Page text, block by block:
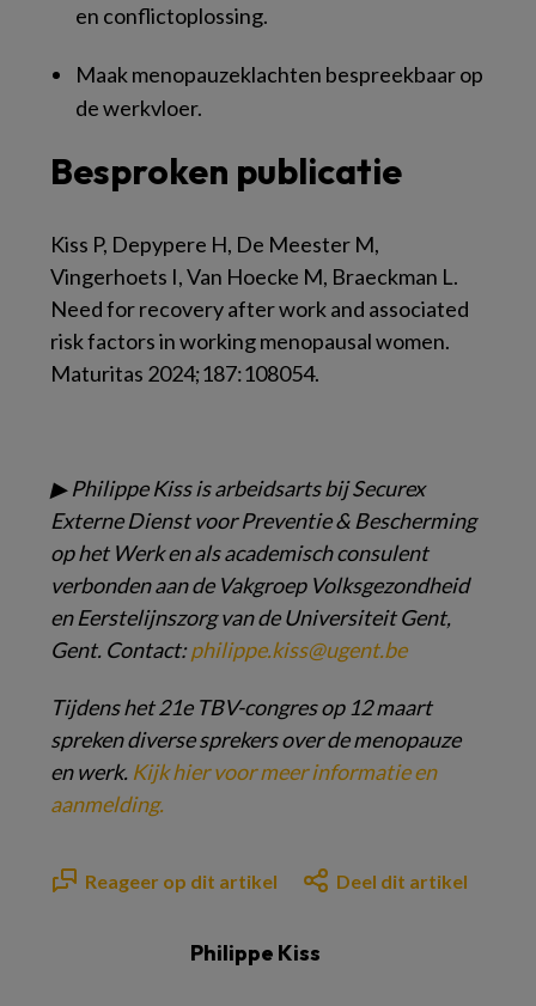
en conflictoplossing.
Maak menopauzeklachten bespreekbaar op
de werkvloer.
Besproken publicatie
Kiss P, Depypere H, De Meester M,
Vingerhoets I, Van Hoecke M, Braeckman L.
Need for recovery after work and associated
risk factors in working menopausal women.
Maturitas 2024;187:108054.
▶Philippe Kiss is arbeidsarts bijSecurex
Externe Dienst voor Preventie& Bescherming
op het Werk en alsacademisch consulent
verbondenaan de Vakgroep Volksgezondheid
en Eerstelijnszorg vande Universiteit Gent,
Gent. Contact:philippe.kiss@ugent.be
Tijdens het 21e TBV-congres op 12 maart
spreken diverse sprekers over de menopauze
en werk. Kijk hier voor meer informatie en
aanmelding.
Reageer op dit artikel Deel dit artikel
Philippe Kiss